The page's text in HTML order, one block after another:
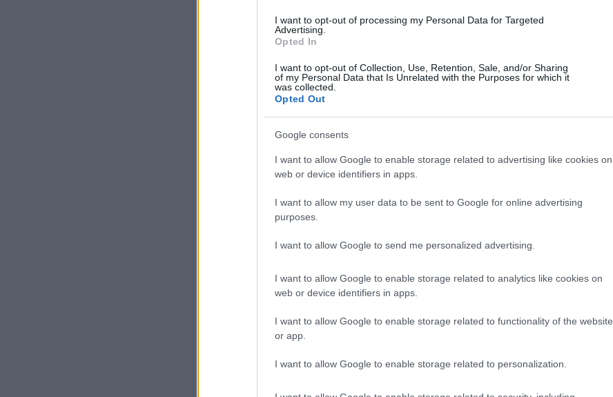
I want to opt-out of processing my Personal Data for Targeted
Advertising.
Opted In
I want to opt-out of Collection, Use, Retention, Sale, and/or Sharing
of my Personal Data that Is Unrelated with the Purposes for which it
was collected.
Opted Out
Google consents
I want to allow Google to enable storage related to advertising like cookies on
web or device identifiers in apps.
I want to allow my user data to be sent to Google for online advertising
purposes.
I want to allow Google to send me personalized advertising.
I want to allow Google to enable storage related to analytics like cookies on
web or device identifiers in apps.
I want to allow Google to enable storage related to functionality of the website
or app.
I want to allow Google to enable storage related to personalization.